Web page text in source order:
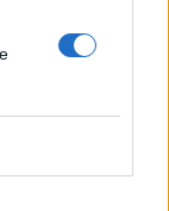
vous avez
Comme avec
quelque